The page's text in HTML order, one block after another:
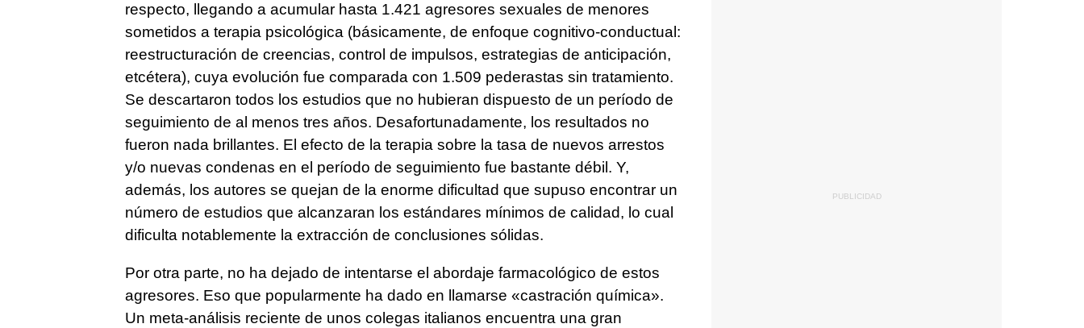
respecto, llegando a acumular hasta 1.421 agresores sexuales de menores
sometidos a terapia psicológica (básicamente, de enfoque cognitivo-conductual:
reestructuración de creencias, control de impulsos, estrategias de anticipación,
etcétera), cuya evolución fue comparada con 1.509 pederastas sin tratamiento.
Se descartaron todos los estudios que no hubieran dispuesto de un período de
seguimiento de al menos tres años. Desafortunadamente, los resultados no
fueron nada brillantes. El efecto de la terapia sobre la tasa de nuevos arrestos
y/o nuevas condenas en el período de seguimiento fue bastante débil. Y,
además, los autores se quejan de la enorme dificultad que supuso encontrar un
número de estudios que alcanzaran los estándares mínimos de calidad, lo cual
dificulta notablemente la extracción de conclusiones sólidas.
Por otra parte, no ha dejado de intentarse el abordaje farmacológico de estos
agresores. Eso que popularmente ha dado en llamarse «castración química».
Un meta-análisis reciente de unos colegas italianos encuentra una gran